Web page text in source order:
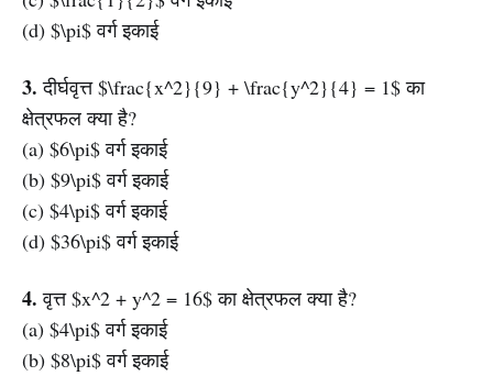
(d) $\pi$ वर्ग इकाई
3. दीर्घवृत्त $\frac{x^2}{9} + \frac{y^2}{4} = 1$ का
क्षेत्रफल क्या है?
(a) $6\pi$ वर्ग इकाई
(b) $9\pi$ वर्ग इकाई
(c) $4\pi$ वर्ग इकाई
(d) $36\pi$ वर्ग इकाई
4. वृत्त $x^2 + y^2 = 16$ का क्षेत्रफल क्या है?
(a) $4\pi$ वर्ग इकाई
(b) $8\pi$ वर्ग इकाई